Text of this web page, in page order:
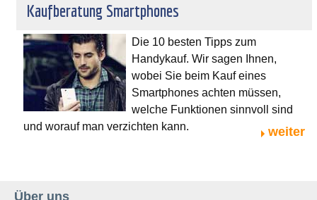
Kaufberatung Smartphones
Die 10 besten Tipps zum
Handykauf. Wir sagen Ihnen,
wobei Sie beim Kauf eines
Smartphones achten müssen,
welche Funktionen sinnvoll sind
und worauf man verzichten kann.
weiter
Über uns